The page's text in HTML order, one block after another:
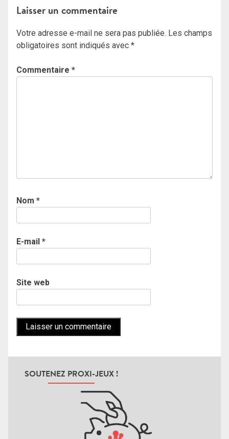
Laisser un commentaire
Votre adresse e-mail ne sera pas publiée. Les champs
obligatoires sont indiqués avec *
Commentaire *
Nom *
E-mail *
Site web
SOUTENEZ PROXI-JEUX !